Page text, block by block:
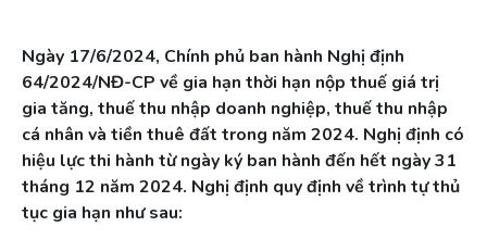
Ngày 17/6/2024, Chính phủ ban hành Nghị định
64/2024/NĐ-CP về gia hạn thời hạn nộp thuế giá trị
gia tăng, thuế thu nhập doanh nghiệp, thuế thu nhập
cá nhân và tiền thuê đất trong năm 2024. Nghị định có
hiệu lực thi hành từ ngày ký ban hành đến hết ngày 31
tháng 12 năm 2024. Nghị định quy định về trình tự thủ
tục gia hạn như sau: